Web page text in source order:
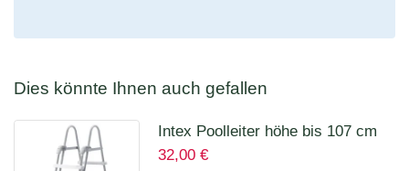
Dies könnte Ihnen auch gefallen
Intex Poolleiter höhe bis 107 cm
28075
32,00 €